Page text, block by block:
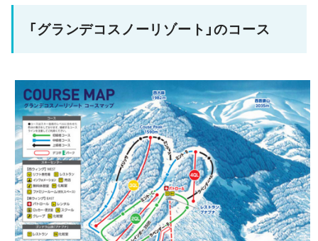
「グランデコスノーリゾート」のコース